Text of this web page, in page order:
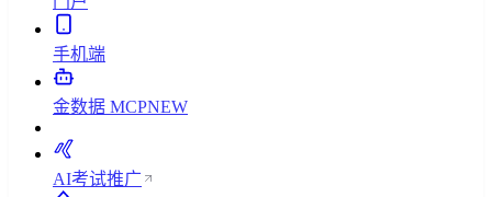
手机端
金数据 MCPNEW
AI考试推广